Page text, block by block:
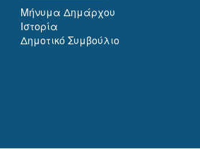
Μήνυμα Δημάρχου
Ιστορία
Δημοτικό Συμβούλιο